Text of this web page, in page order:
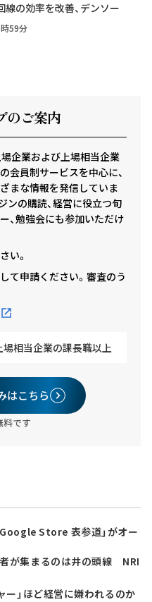
線の効率を改善、デンソー
59分
のご案内
場企業および上場相当企業
会員制サービスを中心に、
まな情報を発信していま
ンの購読、経営に役立つ旬
、勉強会にも参加いただけ
い。
て申請ください。審査のう
場相当企業の課長職以上
はこちら
です
Store 表参道」がオー
が集まるのは井の頭線 NRI
ー」ほど経営に嫌われるのか